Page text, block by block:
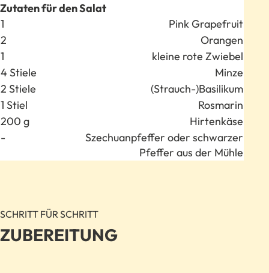
Zutaten für den Salat
Anzahl
1
Pink Grapefruit
2
Orangen
1
kleine rote Zwiebel
4 Stiele
Minze
2 Stiele
(Strauch-)Basilikum
1 Stiel
Rosmarin
200 g
Hirtenkäse
-
Szechuanpfeffer oder schwarzer
Pfeffer aus der Mühle
SCHRITT FÜR SCHRITT
ZUBEREITUNG